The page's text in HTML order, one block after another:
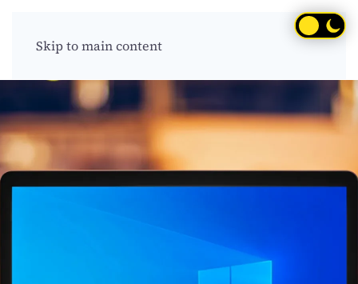
Skip to main content